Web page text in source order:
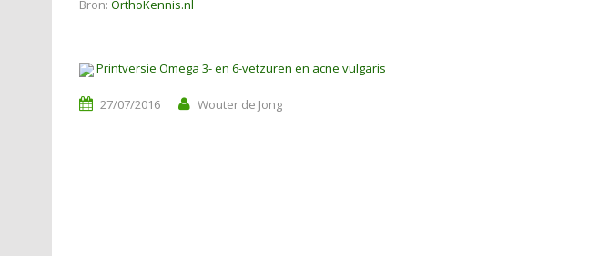
Bron: OrthoKennis.nl
Printversie Omega 3- en 6-vetzuren en acne vulgaris
27/07/2016 Wouter de Jong